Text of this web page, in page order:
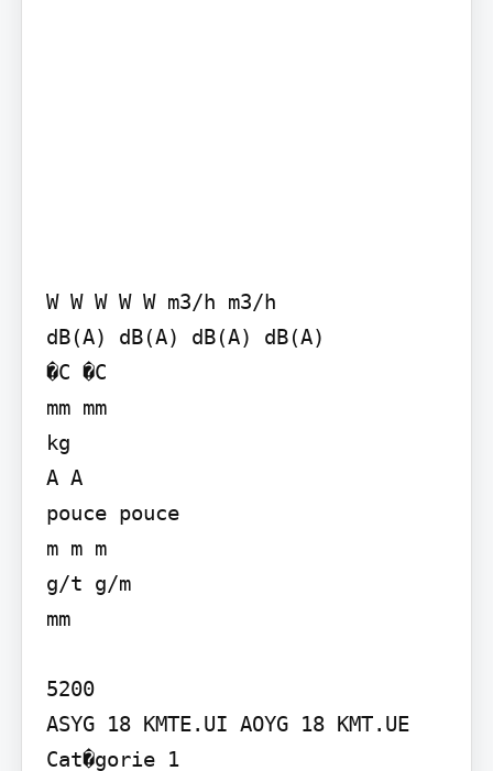
W W W W W m3/h m3/h
dB(A) dB(A) dB(A) dB(A)
�C �C
mm mm
kg
A A
pouce pouce
m m m
g/t g/m
mm
5200
ASYG 18 KMTE.UI AOYG 18 KMT.UE
Cat�gorie 1